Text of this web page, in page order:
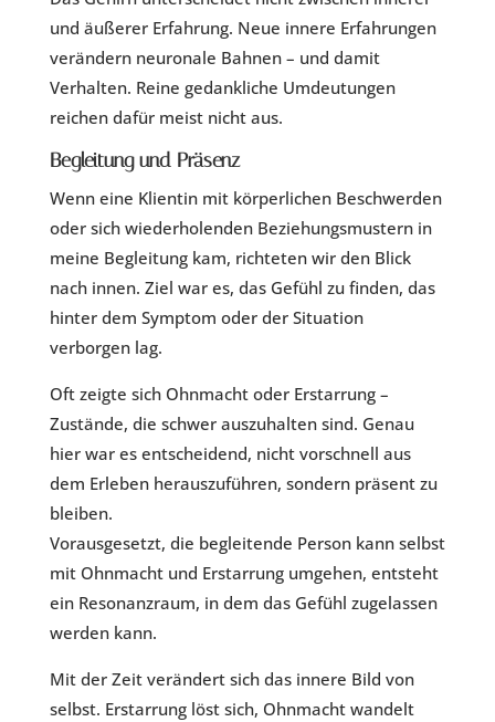
und äußerer Erfahrung. Neue innere Erfahrungen
verändern neuronale Bahnen – und damit
Verhalten. Reine gedankliche Umdeutungen
reichen dafür meist nicht aus.
Begleitung und Präsenz
Wenn eine Klientin mit körperlichen Beschwerden
oder sich wiederholenden Beziehungsmustern in
meine Begleitung kam, richteten wir den Blick
nach innen. Ziel war es, das Gefühl zu finden, das
hinter dem Symptom oder der Situation
verborgen lag.
Oft zeigte sich Ohnmacht oder Erstarrung –
Zustände, die schwer auszuhalten sind. Genau
hier war es entscheidend, nicht vorschnell aus
dem Erleben herauszuführen, sondern präsent zu
bleiben.
Vorausgesetzt, die begleitende Person kann selbst
mit Ohnmacht und Erstarrung umgehen, entsteht
ein Resonanzraum, in dem das Gefühl zugelassen
werden kann.
Mit der Zeit verändert sich das innere Bild von
selbst. Erstarrung löst sich, Ohnmacht wandelt